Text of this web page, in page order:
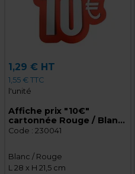
1,29 € HT
1,55 € TTC
l'unité
Affiche prix "10€"
cartonnée Rouge / Blanc
28 x 21,5 cm - Affiche
Code : 230041
Blanc / Rouge
L 28 x H 21,5 cm